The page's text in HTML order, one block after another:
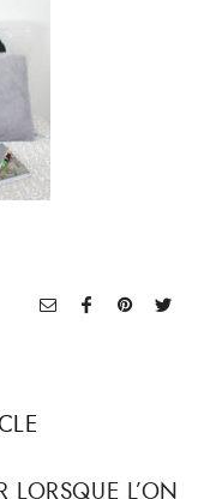
LORSQUE L’ON